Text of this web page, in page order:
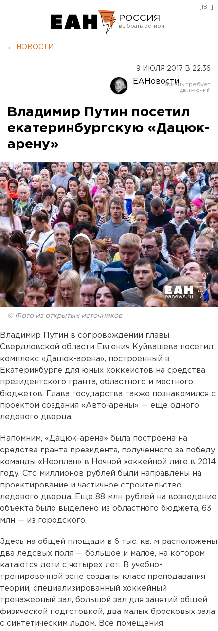
РОССИЯ
Оренбург
[18+]
← НОВОСТИ
9 ИЮЛЯ 2017 В 22:36
ЕАНовости
Владимир Путин посетил
екатеринбургскую «Дацюк-
арену»
© Фото из открытых источников
Владимир Путин в сопровождении главы
Свердловской области Евгения Куйвашева посетил
комплекс «Дацюк-арена», построенный в
Екатеринбурге для юных хоккеистов на средства
президентского гранта, областного и местного
бюджетов. Глава государства также познакомился с
проектом создания «Авто-арены» — еще одного
ледового дворца.
Напомним, «Дацюк-арена» была построена на
средства гранта президента, полученного за победу
команды «Неоплан» в Ночной хоккейной лиге в 2014
году. Сто миллионов рублей были направлены на
проектирование и частичное строительство
ледового дворца. Еще 88 млн рублей на возведение
объекта было выделено из областного бюджета, 63
млн — из городского.
Здесь на общей площади в 6 тыс. кв. м расположены
два ледовых поля — большое и малое, на котором
катаются дети с четырех лет. В учебно-
тренировочной зоне созданы класс преподавания
теории, специализированный хоккейный
тренажерный зал, большой зал для занятий общей
физической подготовкой, два малых бросковых зала
с синтетическим льдом. Все помещения